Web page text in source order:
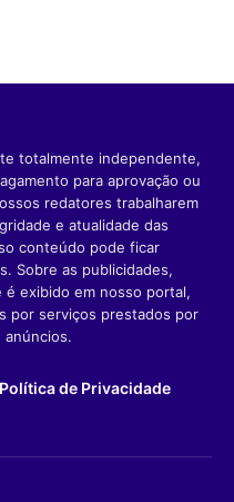
totalmente independente,
para aprovação ou
redatores trabalharem
e atualidade das
conteúdo pode ficar
Sobre as publicidades,
exibido em nosso portal,
por serviços prestados por
Política de Privacidade